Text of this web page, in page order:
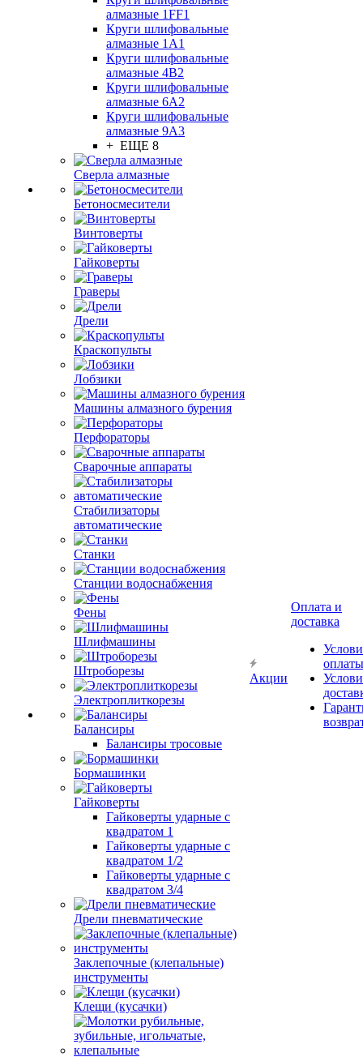
алмазные 1FF1
Круги шлифовальные
алмазные 1А1
Круги шлифовальные
алмазные 4В2
Круги шлифовальные
алмазные 6A2
Круги шлифовальные
алмазные 9А3
+ ЕЩЕ 8
Сверла алмазные
Бетоносмесители
Винтоверты
Гайковерты
Граверы
Дрели
Краскопульты
Лобзики
Машины алмазного бурения
Перфораторы
Сварочные аппараты
Стабилизаторы
автоматические
Станки
Станции водоснабжения
Фены
Шлифмашины
Штроборезы
Электроплиткорезы
Балансиры
Балансиры тросовые
Бормашинки
Гайковерты
Гайковерты ударные с
квадратом 1
Гайковерты ударные с
квадратом 1/2
Гайковерты ударные с
квадратом 3/4
Дрели пневматические
Заклепочные (клепальные)
инструменты
Клещи (кусачки)
Акции
Оплата и
доставка
оплаты